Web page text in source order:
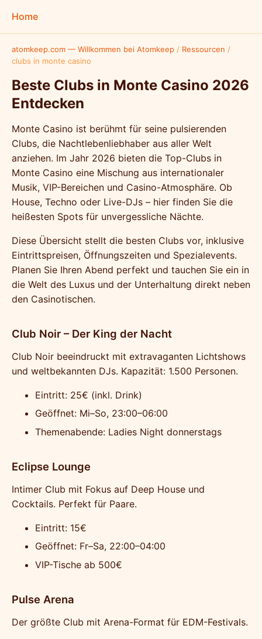
Home
atomkeep.com — Willkommen bei Atomkeep / Ressourcen /
clubs in monte casino
Beste Clubs in Monte Casino 2026
Entdecken
Monte Casino ist berühmt für seine pulsierenden
Clubs, die Nachtlebenliebhaber aus aller Welt
anziehen. Im Jahr 2026 bieten die Top-Clubs in
Monte Casino eine Mischung aus internationaler
Musik, VIP-Bereichen und Casino-Atmosphäre. Ob
House, Techno oder Live-DJs – hier finden Sie die
heißesten Spots für unvergessliche Nächte.
Diese Übersicht stellt die besten Clubs vor, inklusive
Eintrittspreisen, Öffnungszeiten und Spezialevents.
Planen Sie Ihren Abend perfekt und tauchen Sie ein in
die Welt des Luxus und der Unterhaltung direkt neben
den Casinotischen.
Club Noir – Der King der Nacht
Club Noir beeindruckt mit extravaganten Lichtshows
und weltbekannten DJs. Kapazität: 1.500 Personen.
Eintritt: 25€ (inkl. Drink)
Geöffnet: Mi–So, 23:00–06:00
Themenabende: Ladies Night donnerstags
Eclipse Lounge
Intimer Club mit Fokus auf Deep House und
Cocktails. Perfekt für Paare.
Eintritt: 15€
Geöffnet: Fr–Sa, 22:00–04:00
VIP-Tische ab 500€
Pulse Arena
Der größte Club mit Arena-Format für EDM-Festivals.